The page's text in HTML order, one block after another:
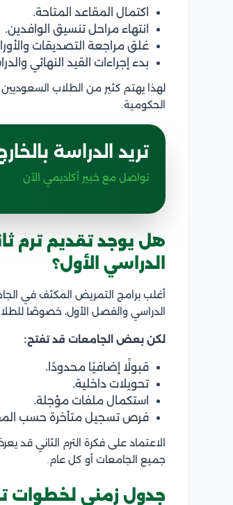
اكتمال المقاعد المتاحة.
انتهاء مراحل تنسيق الوافدين.
غلق مراجعة التصديقات
بدء إجراءات القيد النهائي
لهذا يهتم كثير من الطلاب
الحكومية.
تريد الدراسة
تواصل مع خبير أكاديمي الآن
هل يوجد تقديم ترم
الدراسي الأول؟
أغلب برامج التمريض المكثف في
الدراسي والفصل الأول، خصوصًا
لكن بعض الجامعات قد تفتح:
قبولًا إضافيًا محدودًا.
تحويلات داخلية.
استكمال ملفات مؤجلة.
فرص تسجيل متأخرة حسب
الاعتماد على فكرة الترم الثاني قد
جميع الجامعات أو كل عام.
جدول زمني لخطوات